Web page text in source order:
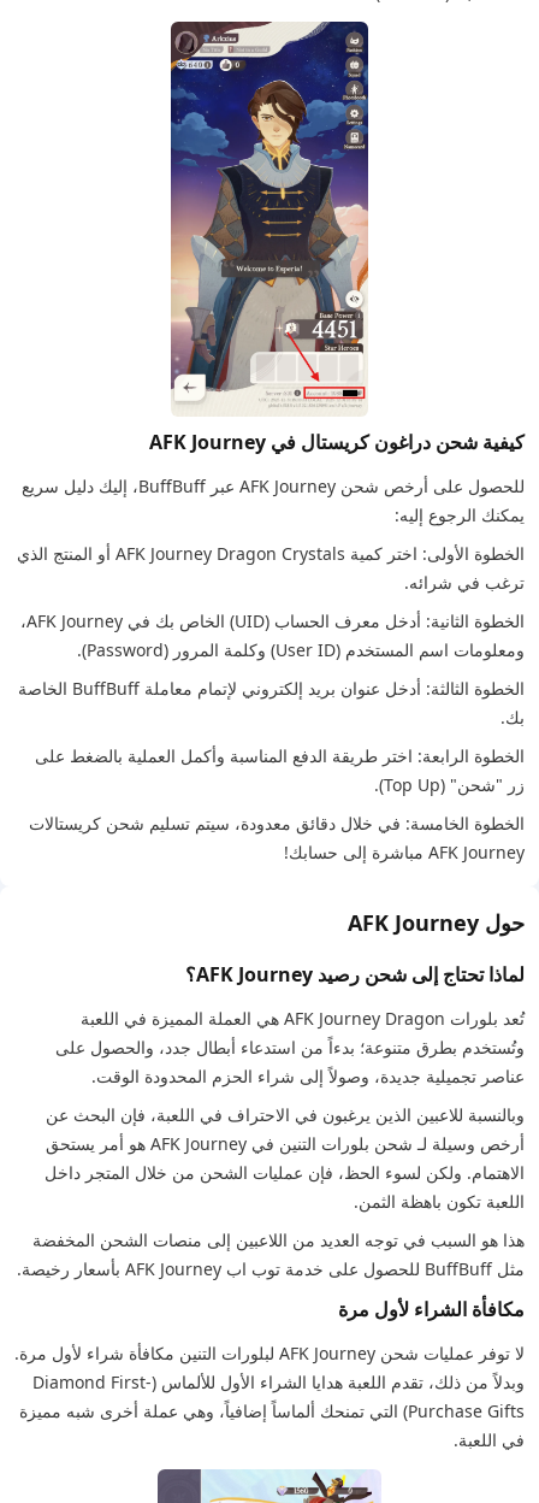
كيفية شحن دراغون كريستال في AFK Journey
للحصول على أرخص شحن AFK Journey عبر BuffBuff، إليك دليل سريع
يمكنك الرجوع إليه:
الخطوة الأولى: اختر كمية AFK Journey Dragon Crystals أو المنتج الذي
ترغب في شرائه.
الخطوة الثانية: أدخل معرف الحساب (UID) الخاص بك في AFK Journey،
ومعلومات اسم المستخدم (User ID) وكلمة المرور (Password).
الخطوة الثالثة: أدخل عنوان بريد إلكتروني لإتمام معاملة BuffBuff الخاصة
بك.
الخطوة الرابعة: اختر طريقة الدفع المناسبة وأكمل العملية بالضغط على
زر "شحن" (Top Up).
الخطوة الخامسة: في خلال دقائق معدودة، سيتم تسليم شحن كريستالات
AFK Journey مباشرة إلى حسابك!
حول AFK Journey
لماذا تحتاج إلى شحن رصيد AFK Journey؟
تُعد بلورات AFK Journey Dragon هي العملة المميزة في اللعبة
وتُستخدم بطرق متنوعة؛ بدءاً من استدعاء أبطال جدد، والحصول على
عناصر تجميلية جديدة، وصولاً إلى شراء الحزم المحدودة الوقت.
وبالنسبة للاعبين الذين يرغبون في الاحتراف في اللعبة، فإن البحث عن
أرخص وسيلة لـ شحن بلورات التنين في AFK Journey هو أمر يستحق
الاهتمام. ولكن لسوء الحظ، فإن عمليات الشحن من خلال المتجر داخل
اللعبة تكون باهظة الثمن.
هذا هو السبب في توجه العديد من اللاعبين إلى منصات الشحن المخفضة
مثل BuffBuff للحصول على خدمة توب اب AFK Journey بأسعار رخيصة.
مكافأة الشراء لأول مرة
لا توفر عمليات شحن AFK Journey لبلورات التنين مكافأة شراء لأول مرة.
وبدلاً من ذلك، تقدم اللعبة هدايا الشراء الأول للألماس (Diamond First-
Purchase Gifts) التي تمنحك ألماساً إضافياً، وهي عملة أخرى شبه مميزة
في اللعبة.